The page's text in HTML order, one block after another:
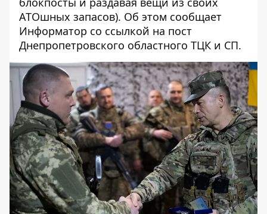
АТОшных запасов). Об этом сообщает
Информатор со ссылкой на пост
Днепропетровского областного ТЦК и СП.